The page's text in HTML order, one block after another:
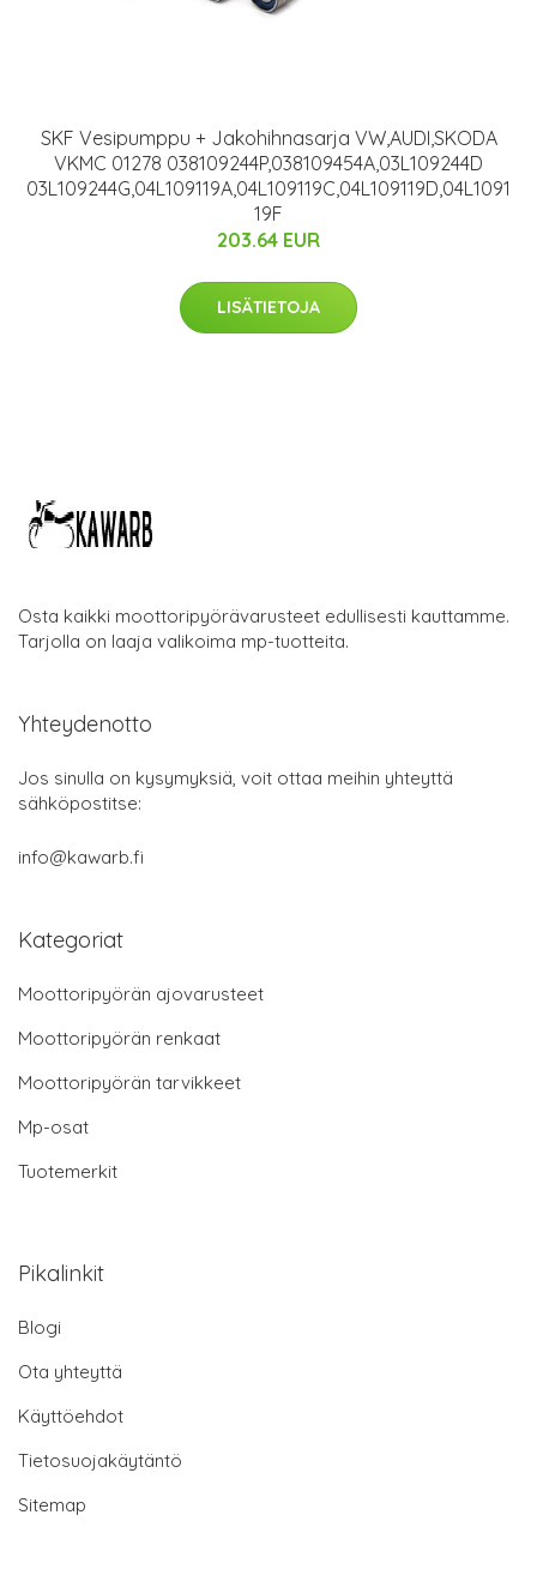
SKF Vesipumppu + Jakohihnasarja VW,AUDI,SKODA
VKMC 01278 038109244P,038109454A,03L109244D
03L109244G,04L109119A,04L109119C,04L109119D,04L1091
19F
203.64 EUR
LISÄTIETOJA
Osta kaikki moottoripyörävarusteet edullisesti kauttamme.
Tarjolla on laaja valikoima mp-tuotteita.
Yhteydenotto
Jos sinulla on kysymyksiä, voit ottaa meihin yhteyttä
sähköpostitse:
info@kawarb.fi
Kategoriat
Moottoripyörän ajovarusteet
Moottoripyörän renkaat
Moottoripyörän tarvikkeet
Mp-osat
Tuotemerkit
Pikalinkit
Blogi
Ota yhteyttä
Käyttöehdot
Tietosuojakäytäntö
Sitemap